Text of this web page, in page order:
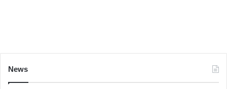
News